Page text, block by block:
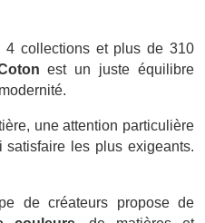
collections et plus de 310
est un juste équilibre
une attention particulière
les plus exigeants.
de créateurs propose de